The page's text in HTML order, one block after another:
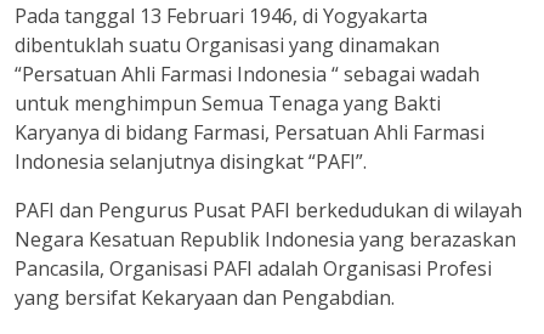
Pada tanggal 13 Februari 1946, di Yogyakarta
dibentuklah suatu Organisasi yang dinamakan
“Persatuan Ahli Farmasi Indonesia “ sebagai wadah
untuk menghimpun Semua Tenaga yang Bakti
Karyanya di bidang Farmasi, Persatuan Ahli Farmasi
Indonesia selanjutnya disingkat “PAFI”.
PAFI dan Pengurus Pusat PAFI berkedudukan di wilayah
Negara Kesatuan Republik Indonesia yang berazaskan
Pancasila, Organisasi PAFI adalah Organisasi Profesi
yang bersifat Kekaryaan dan Pengabdian.